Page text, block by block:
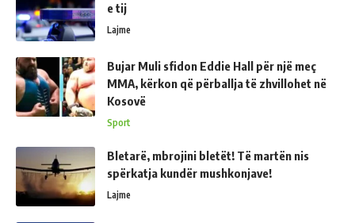
e tij
Lajme
Bujar Muli sfidon Eddie Hall për një meç
MMA, kërkon që përballja të zhvillohet në
Kosovë
Sport
Bletarë, mbrojini bletët! Të martën nis
spërkatja kundër mushkonjave!
Lajme